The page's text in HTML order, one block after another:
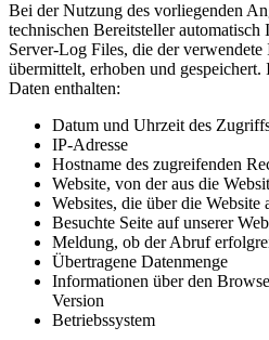
Bei der Nutzung des vorliegenden
technischen Bereitsteller
Server-Log Files, die der verwendete
übermittelt, erhoben und
Daten enthalten:
Datum und Uhrzeit des
IP-Adresse
Hostname des zugreifenden
Website, von der aus die
Websites, die über die Website
Besuchte Seite auf unserer
Meldung, ob der Abruf
Übertragene Datenmenge
Informationen über den
Version
Betriebssystem